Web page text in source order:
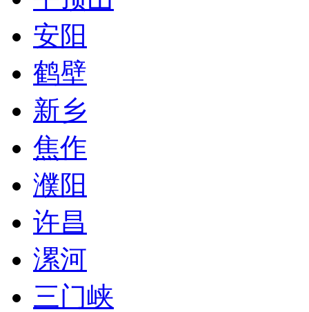
安阳
鹤壁
新乡
焦作
濮阳
许昌
漯河
三门峡